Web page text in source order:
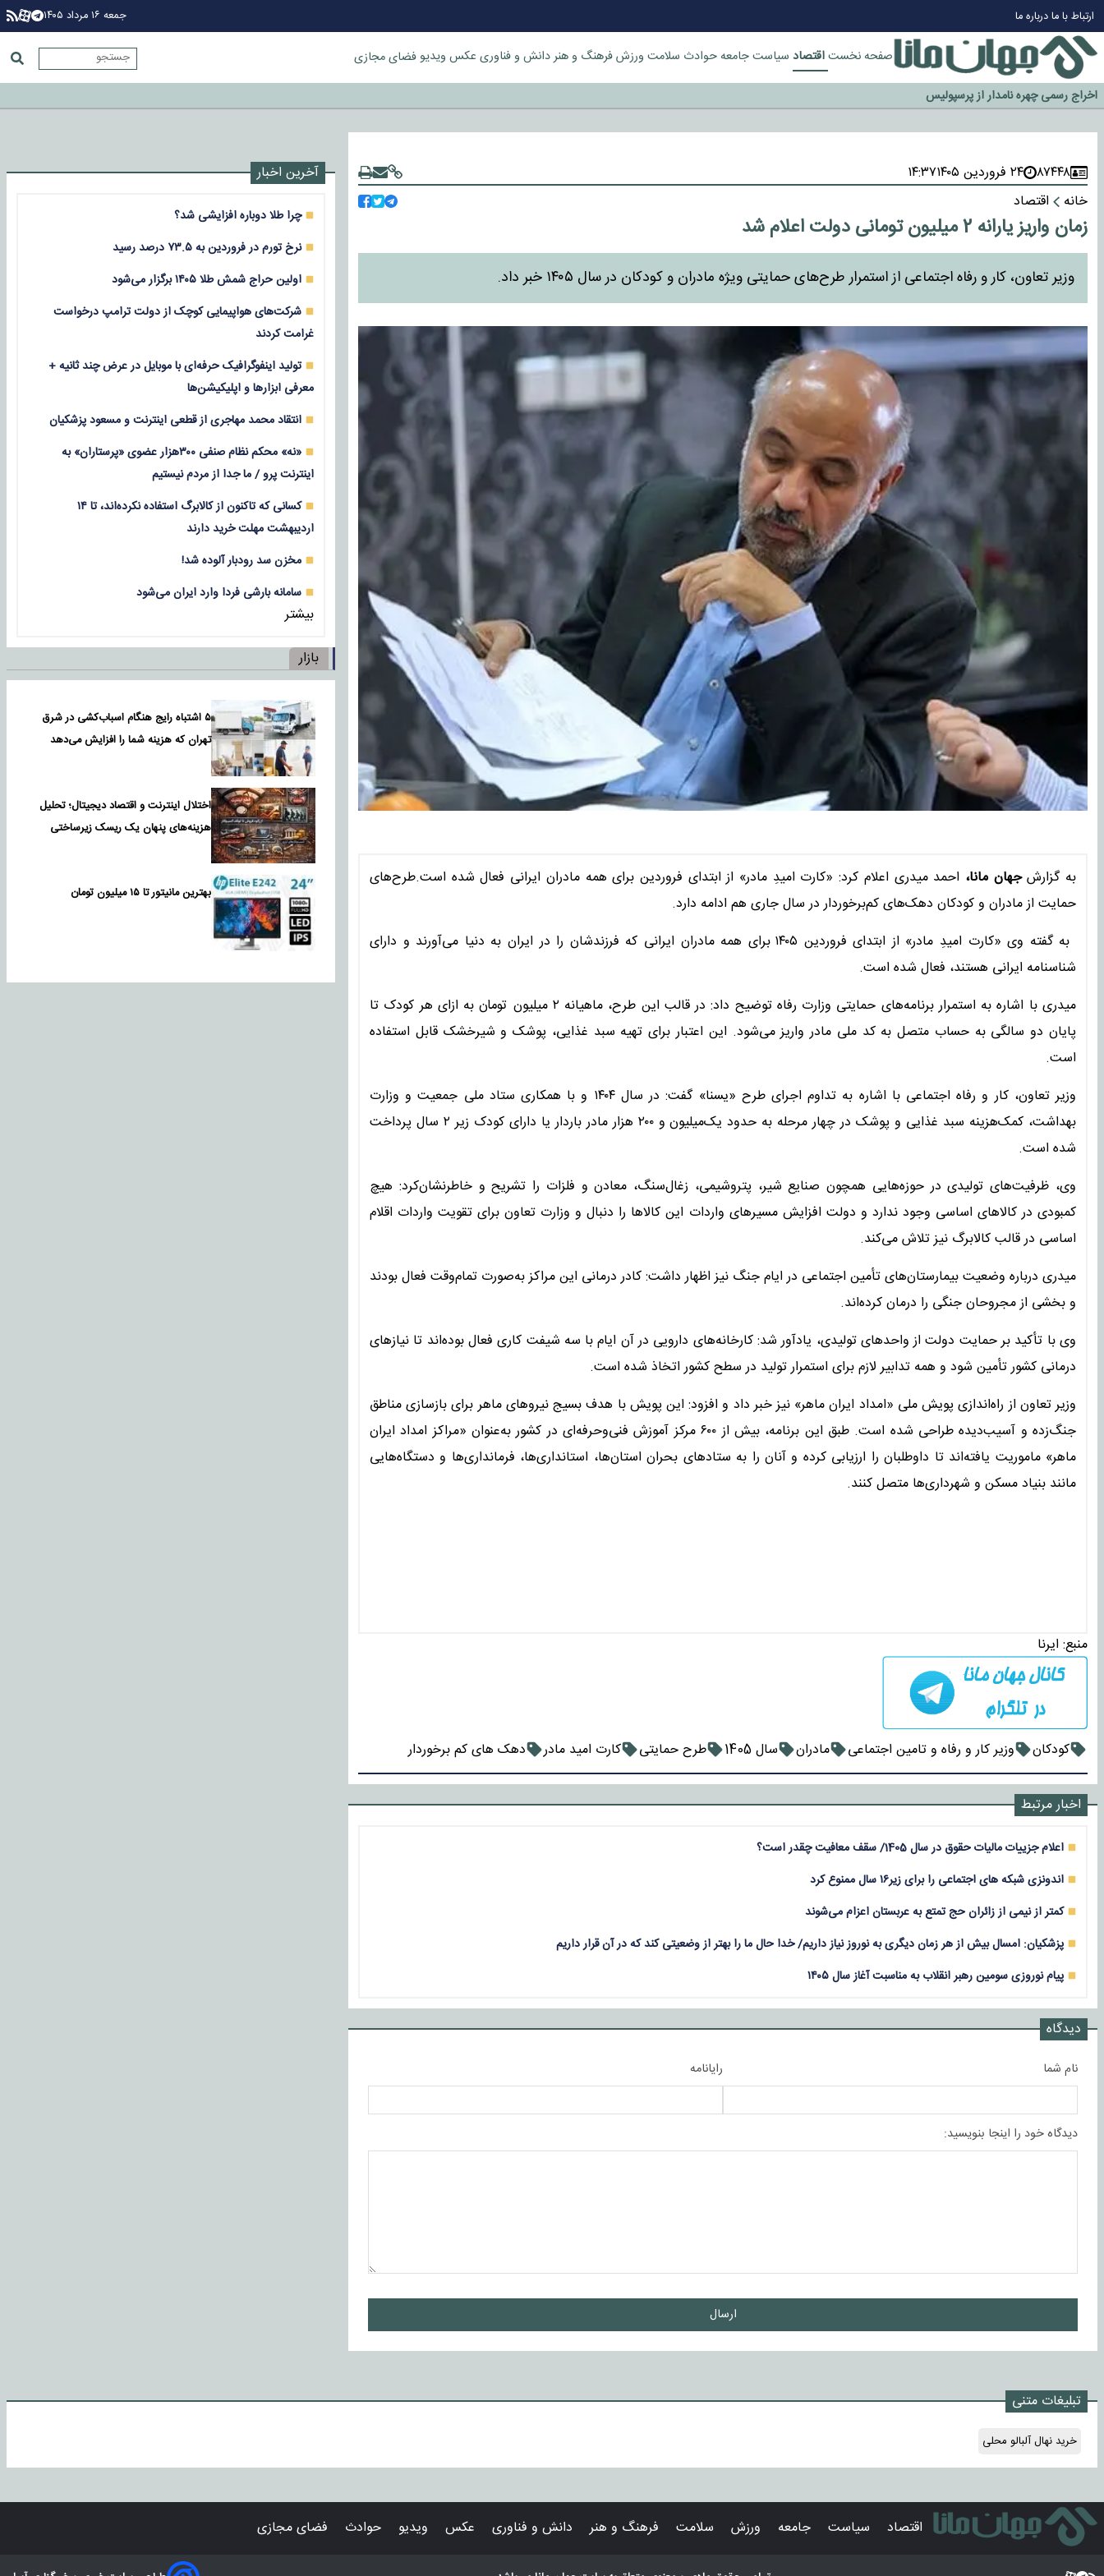
ارتباط با مادرباره ما جمعه ۱۶ مرداد ۱۴۰۵
صفحه نخستاقتصاد سیاستجامعهحوادث سلامت ورزشفرهنگ و هنردانش و فناوری عکس ویدیوفضای مجازی
چرا طلا دوباره افزایشی شد؟
گزینه جدایی اوسمار روی میز مدیران پرسپولیس
آیا رئیس جمهور آمریکا قانون را دور می‌زند؟
اخراج رسمی چهره نامدار از پرسپولیس
سازمان اطلاعات سپاه: پروژه دولت ترامپ برای مهار چین، روسیه و اروپا شکست خورد
۸۷۴۴۸ ۲۴ فروردین ۱۴۰۵
۱۴:۳۷
خانه
اقتصاد
زمان واریز یارانه 2 میلیون تومانی دولت اعلام شد
وزیر تعاون، کار و رفاه اجتماعی از استمرار طرح‌های حمایتی ویژه مادران و کودکان در سال ۱۴۰۵ خبر داد.
به گزارشجهان مانا، احمد میدری اعلام کرد: «کارت امیدِ مادر» از ابتدای فروردین برای همه مادران ایرانی فعال شده است.طرح‌های
حمایت از مادران و کودکان دهک‌های کم‌برخوردار در سال جاری هم ادامه دارد.
به گفته وی «کارت امیدِ مادر» از ابتدای فروردین ۱۴۰۵ برای همه مادران ایرانی که فرزندشان را در ایران به دنیا می‌آورند و دارای
شناسنامه ایرانی هستند، فعال شده است.
میدری با اشاره به استمرار برنامه‌های حمایتی وزارت رفاه توضیح داد: در قالب این طرح، ماهیانه ۲ میلیون تومان به ازای هر کودک تا
پایان دو سالگی به حساب متصل به کد ملی مادر واریز می‌شود. این اعتبار برای تهیه سبد غذایی، پوشک و شیرخشک قابل استفاده
است.
وزیر تعاون، کار و رفاه اجتماعی با اشاره به تداوم اجرای طرح «یسنا» گفت: در سال ۱۴۰۴ و با همکاری ستاد ملی جمعیت و وزارت
بهداشت، کمک‌هزینه سبد غذایی و پوشک در چهار مرحله به حدود یک‌میلیون و ۲۰۰ هزار مادر باردار یا دارای کودک زیر ۲ سال پرداخت
شده است.
وی، ظرفیت‌های تولیدی در حوزه‌هایی همچون صنایع شیر، پتروشیمی، زغال‌سنگ، معادن و فلزات را تشریح و خاطرنشان‌کرد: هیچ
کمبودی در کالاهای اساسی وجود ندارد و دولت افزایش مسیرهای واردات این کالاها را دنبال و وزارت تعاون برای تقویت واردات اقلام
اساسی در قالب کالابرگ نیز تلاش می‌کند.
میدری درباره وضعیت بیمارستان‌های تأمین اجتماعی در ایام جنگ نیز اظهار داشت: کادر درمانی این مراکز به‌صورت تمام‌وقت فعال بودند
و بخشی از مجروحان جنگی را درمان کرده‌اند.
وی با تأکید بر حمایت دولت از واحدهای تولیدی، یادآور شد: کارخانه‌های دارویی در آن ایام با سه شیفت کاری فعال بوده‌اند تا نیازهای
درمانی کشور تأمین شود و همه تدابیر لازم برای استمرار تولید در سطح کشور اتخاذ شده است.
وزیر تعاون از راه‌اندازی پویش ملی «امداد ایران ماهر» نیز خبر داد و افزود: این پویش با هدف بسیج نیروهای ماهر برای بازسازی مناطق
جنگ‌زده و آسیب‌دیده طراحی شده است. طبق این برنامه، بیش از ۶۰۰ مرکز آموزش فنی‌وحرفه‌ای در کشور به‌عنوان «مراکز امداد ایران
ماهر» ماموریت یافته‌اند تا داوطلبان را ارزیابی کرده و آنان را به ستادهای بحران استان‌ها، استانداری‌ها، فرمانداری‌ها و دستگاه‌هایی
مانند بنیاد مسکن و شهرداری‌ها متصل کنند.
منبع: ایرنا
کودکان وزیر کار و رفاه و تامین اجتماعی مادران سال 1405 طرح حمایتی کارت امید مادر دهک های کم برخوردار
اخبار مرتبط
اعلام جزییات مالیات حقوق در سال 1405/ سقف معافیت چقدر است؟
اندونزی شبکه های اجتماعی را برای زیر۱۶ سال ممنوع کرد
کمتر از نیمی از زائران حج تمتع به عربستان اعزام می‌شوند
پزشکیان: امسال بیش از هر زمان دیگری به نوروز نیاز داریم/ خدا حال ما را بهتر از وضعیتی کند که در آن قرار داریم
پیام نوروزی سومین رهبر انقلاب به مناسبت آغاز سال ۱۴۰۵
دیدگاه
نام شما رایانامه
دیدگاه خود را اینجا بنویسید:
ارسال
آخرین اخبار
چرا طلا دوباره افزایشی شد؟
نرخ تورم در فروردین به ۷۳.۵ درصد رسید
اولین حراج شمش طلا ۱۴۰۵ برگزار می‌شود
شرکت‌های هواپیمایی کوچک از دولت ترامپ درخواست
غرامت کردند
تولید اینفوگرافیک حرفه‌ای با موبایل در عرض چند ثانیه +
معرفی ابزارها و اپلیکیشن‌ها
انتقاد محمد مهاجری از قطعی اینترنت و مسعود پزشکیان
«نه» محکم نظام صنفی ۳۰۰هزار عضوی «پرستاران» به
اینترنت پرو / ما جدا از مردم نیستیم
کسانی که تاکنون از کالابرگ استفاده نکرده‌اند، تا ۱۴
اردیبهشت مهلت خرید دارند
مخزن سد رودبار آلوده شد!
سامانه بارشی فردا وارد ایران می‌شود
بیشتر
بازار
۵ اشتباه رایج هنگام اسباب‌کشی در شرق
تهران که هزینه شما را افزایش می‌دهد
اختلال اینترنت و اقتصاد دیجیتال؛ تحلیل
هزینه‌های پنهان یک ریسک زیرساختی
بهترین مانیتور تا ۱۵ میلیون تومان
تبلیغات متنی
خرید نهال آلبالو محلی
اقتصاد سیاست جامعه ورزش سلامت فرهنگ و هنر دانش و فناوری عکس ویدیو حوادث فضای مجازی